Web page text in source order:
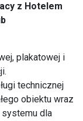
z Hotelem
plakatowej i
technicznej
obiektu wraz
dla